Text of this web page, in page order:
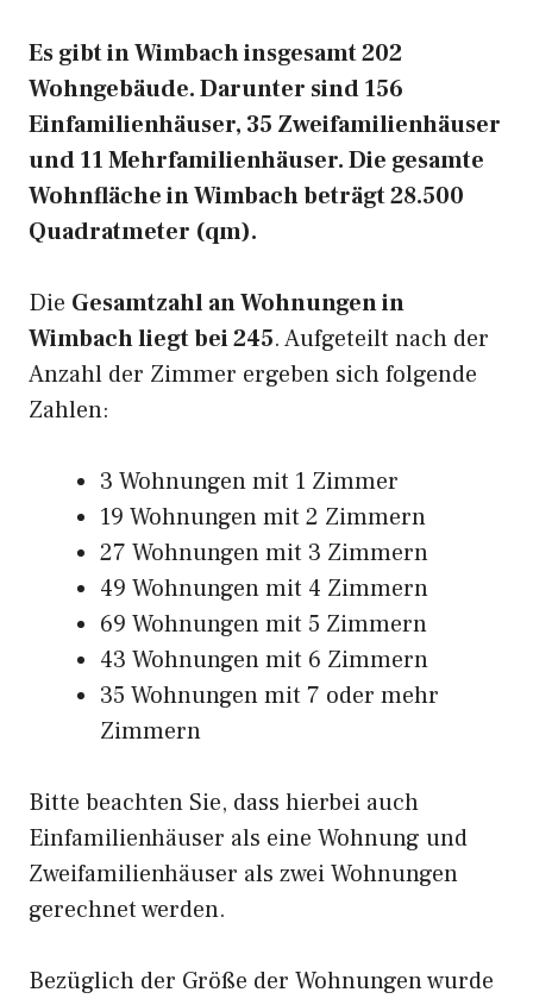
Es gibt in Wimbach insgesamt 202
Wohngebäude. Darunter sind 156
Einfamilienhäuser, 35 Zweifamilienhäuser
und 11 Mehrfamilienhäuser. Die gesamte
Wohnfläche in Wimbach beträgt 28.500
Quadratmeter (qm).
Die Gesamtzahl an Wohnungen in
Wimbach liegt bei 245. Aufgeteilt nach der
Anzahl der Zimmer ergeben sich folgende
Zahlen:
3 Wohnungen mit 1 Zimmer
19 Wohnungen mit 2 Zimmern
27 Wohnungen mit 3 Zimmern
49 Wohnungen mit 4 Zimmern
69 Wohnungen mit 5 Zimmern
43 Wohnungen mit 6 Zimmern
35 Wohnungen mit 7 oder mehr
Zimmern
Bitte beachten Sie, dass hierbei auch
Einfamilienhäuser als eine Wohnung und
Zweifamilienhäuser als zwei Wohnungen
gerechnet werden.
Bezüglich der Größe der Wohnungen wurde